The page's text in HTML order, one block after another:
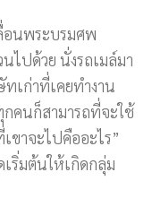
อนพระบรมศพ
ไปด้วย นั่งรถเมล์มา
เก่าที่เคยทำงาน
คนก็สามารถที่จะใช้
ขาจะไปคืออะไร”
ริ่มต้นให้เกิดกลุ่ม